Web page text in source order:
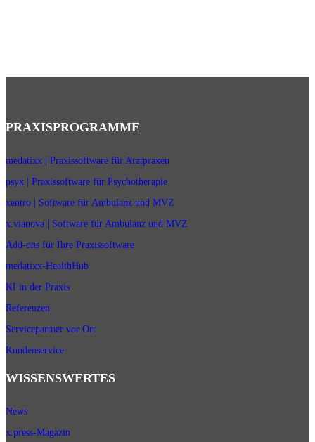
PRAXISPROGRAMME
medatixx | Praxissoftware für Arztpraxen
psyx | Praxissoftware für Psychotherapie
xentro | Software für Ambulanz und MVZ
x.vianova | Software für Ambulanz und MVZ
Add-ons für Ihre Praxissoftware
medatixx-HealthHub
KI in der Praxis
Referenzen
Servicepartner vor Ort
Kundenservice
WISSENSWERTES
News
x.press-Magazin